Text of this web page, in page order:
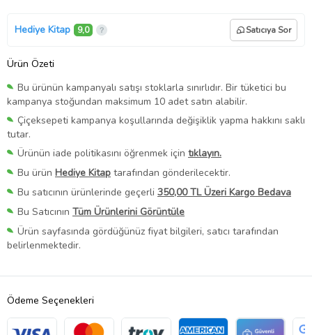
Hediye Kitap 9,0 Satıcıya Sor
Ürün Özeti
Bu ürünün kampanyalı satışı stoklarla sınırlıdır. Bir tüketici bu
kampanya stoğundan maksimum 10 adet satın alabilir.
Çiçeksepeti kampanya koşullarında değişiklik yapma hakkını saklı
tutar.
Ürünün iade politikasını öğrenmek için tıklayın.
Bu ürün Hediye Kitap tarafından gönderilecektir.
Bu satıcının ürünlerinde geçerli 350,00 TL Üzeri Kargo Bedava
Bu Satıcının Tüm Ürünlerini Görüntüle
Ürün sayfasında gördüğünüz fiyat bilgileri, satıcı tarafından
belirlenmektedir.
Ödeme Seçenekleri